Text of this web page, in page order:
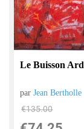
Le Buisson
parJean Bertholle
€135.00